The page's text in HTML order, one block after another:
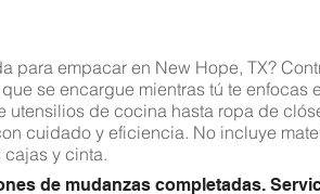
para empacar en New Hope, TX?
se encargue mientras tú te enfocas
utensilios de cocina hasta ropa de
cuidado y eficiencia. No incluye
y cinta.
de mudanzas completadas.